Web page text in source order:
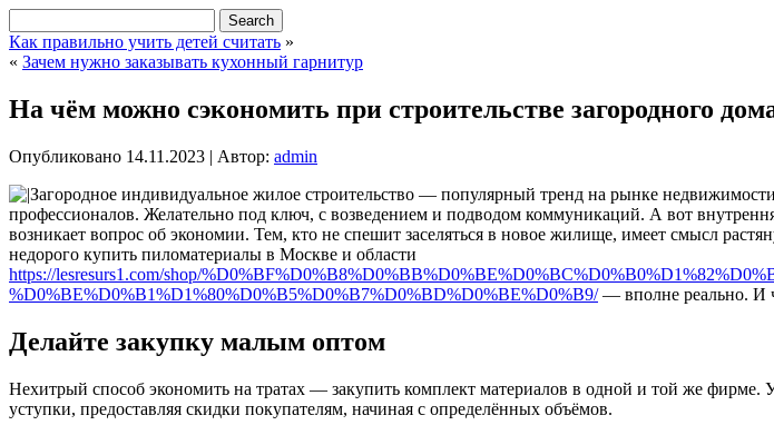
Как правильно учить детей считать »
« Зачем нужно заказывать кухонный гарнитур
На чём можно сэкономить при строительстве загородного
Опубликовано 14.11.2023 | Автор: admin
Загородное индивидуальное жилое строительство — популярный тренд на рынке
профессионалов. Желательно под ключ, с возведением и подводом коммуникаций. А вот
возникает вопрос об экономии. Тем, кто не спешит заселяться в новое жилище, имеет смысл
недорого купить пиломатериалы в Москве и области
https://lesresurs1.com/shop/
%D0%BE%D0%B1%D1%80%D0%B5%D0%B7%D0%BD%D0%BE%D0%B9/— вполне реально. И
Делайте закупку малым оптом
Нехитрый способ экономить на тратах — закупить комплект материалов в одной и той же
уступки, предоставляя скидки покупателям, начиная с определённых объёмов.